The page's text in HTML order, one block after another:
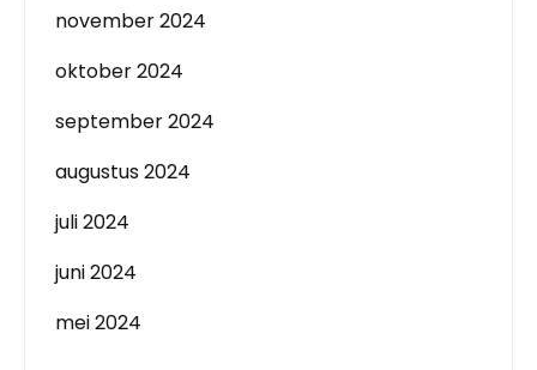
november 2024
oktober 2024
september 2024
augustus 2024
juli 2024
juni 2024
mei 2024